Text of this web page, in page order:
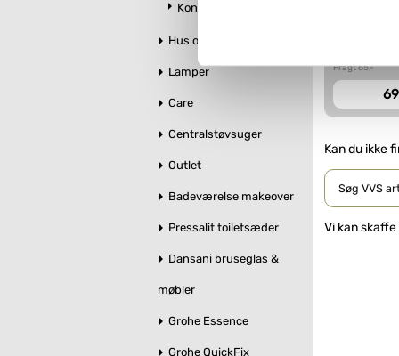
Hvis du accepterer alle
imidlertid også mulighed
ændre i dit samtykke, hvis
Du kan se mere om,
Kondensatpumper
Hus og Have
Lamper
Care
Centralstøvsuger
Outlet
Badeværelse makeover
Pressalit toiletsæder
Dansani bruseglas &
møbler
Grohe Essence
Grohe QuickFix
Fragt 65,-
Kan du ikke
Vi kan